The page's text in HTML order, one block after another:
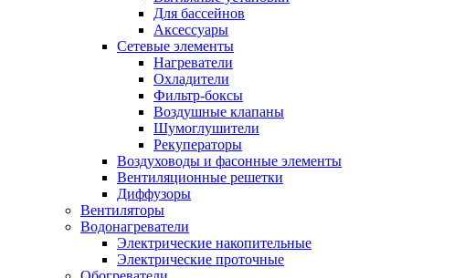
Для бассейнов
Аксессуары
Сетевые элементы
Нагреватели
Охладители
Фильтр-боксы
Воздушные клапаны
Шумоглушители
Рекуператоры
Воздуховоды и фасонные элементы
Вентиляционные решетки
Диффузоры
Вентиляторы
Водонагреватели
Электрические накопительные
Электрические проточные